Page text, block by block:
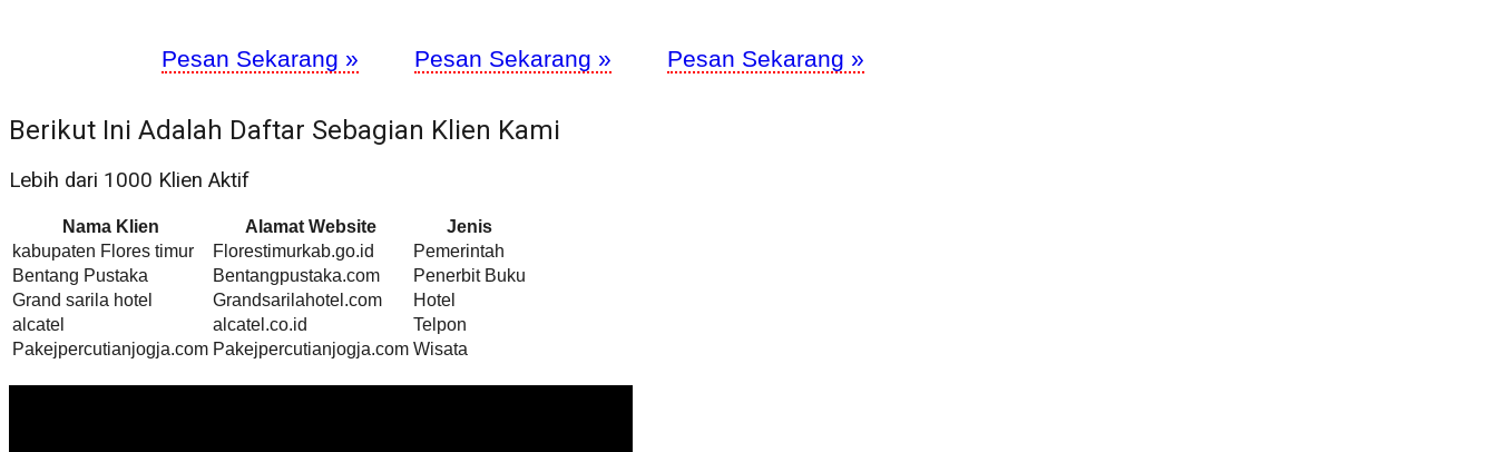
Pesan Sekarang » Pesan Sekarang » Pesan Sekarang »
Berikut Ini Adalah Daftar Sebagian Klien Kami
Lebih dari 1000 Klien Aktif
Nama Klien Alamat Website
Jenis
kabupaten Flores timur
Florestimurkab.go.id
Pemerintah
Bentang Pustaka
Bentangpustaka.com
Penerbit Buku
Grand sarila hotel
Grandsarilahotel.com
Hotel
alcatel
alcatel.co.id
Telpon
Pakejpercutianjogja.com Pakejpercutianjogja.com Wisata